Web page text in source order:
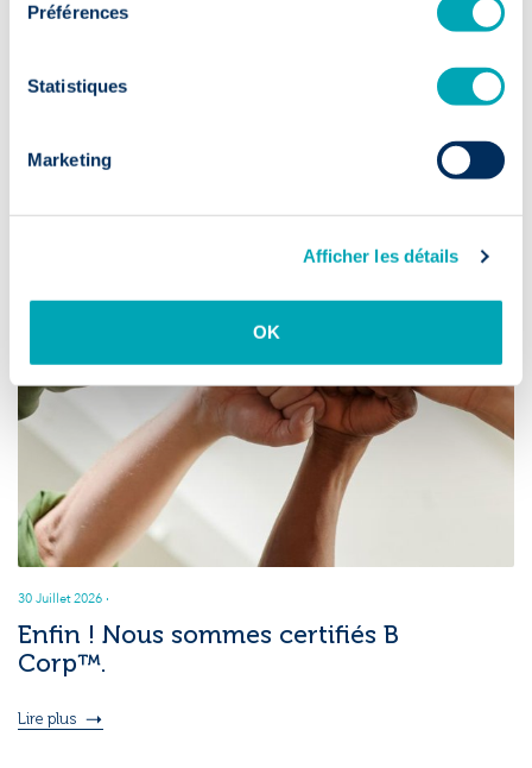
Préférences
Statistiques
Marketing
Afficher les détails
OK
L’entretien annuel comme outil de
30 Juillet 2026 ·
Enfin ! Nous sommes certifiés B
Corp™.
Lire plus